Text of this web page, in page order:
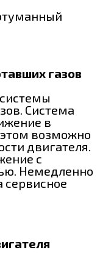
газов
Система
в
возможно
двигателя.
с
Немедленно
сервисное